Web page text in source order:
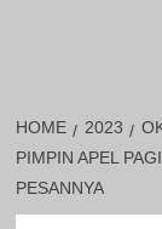
HOME 2023
PIMPIN APEL
PESANNYA